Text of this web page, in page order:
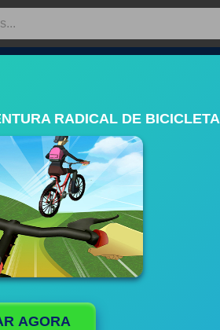
RADICAL DE BICICLETA
AGORA